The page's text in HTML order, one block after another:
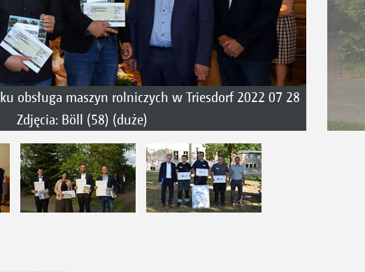
obsługa maszyn rolniczych w Triesdorf 2022 07 28
Zdjęcia: Böll (58) (duże)